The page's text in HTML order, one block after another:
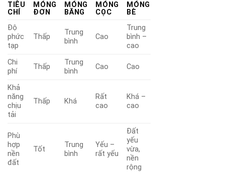
TIÊU
CHÍ
MÓNG
ĐƠN
MÓNG
BĂNG
MÓNG
CỌC
MÓNG
BÈ
Độ
phức
tạp
Thấp
Trung
bình
Cao
Trung
bình –
cao
Chi
phí
Thấp
Trung
bình
Cao Cao
Khả
năng
chịu
tải
Thấp Khá
Rất
cao
Khá –
cao
Phù
hợp
nền
đất
Tốt
Trung
bình
Yếu –
rất yếu
Đất
yếu
vừa,
nền
rộng